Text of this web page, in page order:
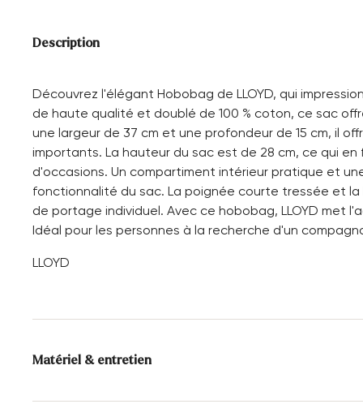
Description
Découvrez l'élégant Hobobag de LLOYD, qui
de haute qualité et doublé de 100 % coton, ce sac
une largeur de 37 cm et une profondeur de 15 cm, il
importants. La hauteur du sac est de 28 cm, ce qui
d'occasions. Un compartiment intérieur pratique et
fonctionnalité du sac. La poignée courte tressée et
de portage individuel. Avec ce hobobag, LLOYD met
Idéal pour les personnes à la recherche d'un
LLOYD
Matériel & entretien
Dessus: Cuir lisse